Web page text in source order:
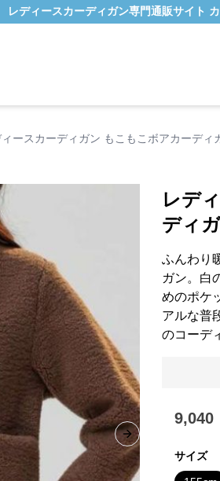
レディースカーディガン専門通販サイト
ィースカーディガン もこもこボアカーディ
Next slide
レデ
ディ
ふんわり
ガン。白
めのポケ
アルな普
のコーデ
9,040
サイズ